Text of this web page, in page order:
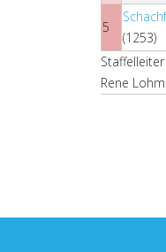
5
(1253)
Staffelleiter
Rene